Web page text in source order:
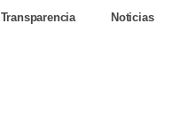
Transparencia Noticias